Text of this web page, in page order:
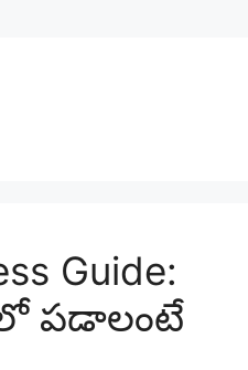
Guide:
పడాలంటే